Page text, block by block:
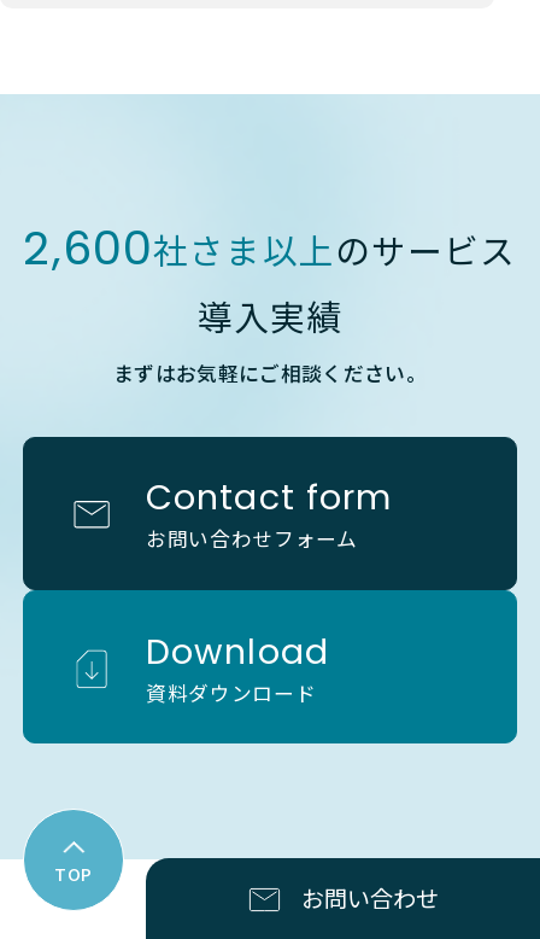
2,600社さま以上のサービス
導入実績
まずはお気軽にご相談ください。
Contact form
お問い合わせフォーム
Download
資料ダウンロード
TOP
お問い合わせ